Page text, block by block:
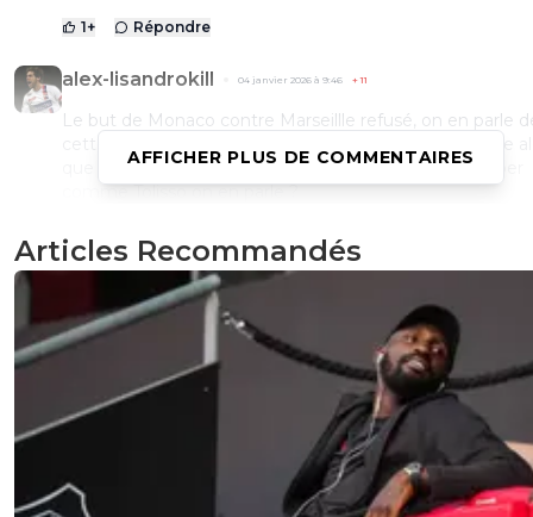
1+ Répondre
alex-lisandrokill 04 janvier 2026 à 9:46 +11
Le but de Monaco contre Marseillle refusé, on en parle
cette blague ? Rt le but refusé de l’Ol contre Marseillle
que Tesmaann touche a peine Rulli qui se laisse tomber
comme Tolisso on en parle ?
04 janvier 2026 à 11:05
Tu est HS on parle de se match
Répondre
dijaya
y a HJ. tu peux brailler tout ce que tu veux y a HJ.
AFFICHER PLUS DE COMMENTAIRES
Articles Recommandés